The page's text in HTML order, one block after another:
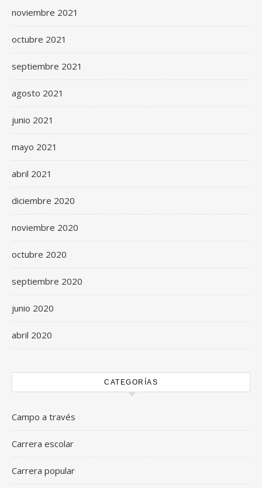
noviembre 2021
octubre 2021
septiembre 2021
agosto 2021
junio 2021
mayo 2021
abril 2021
diciembre 2020
noviembre 2020
octubre 2020
septiembre 2020
junio 2020
abril 2020
CATEGORÍAS
Campo a través
Carrera escolar
Carrera popular